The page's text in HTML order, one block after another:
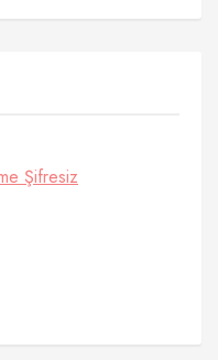
Şifresiz